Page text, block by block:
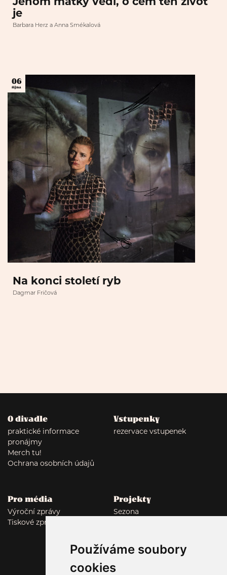
Používáme soubory
cookies
je
Barbara Herz a Anna Smékalová
06
října
Na konci století ryb
Dagmar Fričová
O divadle
praktické informace
pronájmy
Merch tu!
Ochrana osobních údajů
Vstupenky
rezervace vstupenek
Pro média
Výroční zprávy
Tiskové zprávy
Projekty
Sezona
Fade in Rubín
Malostranský dekameron
Lockwood